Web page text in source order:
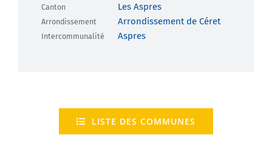
Canton Les Aspres
Arrondissement Arrondissement de Céret
Intercommunalité Aspres
LISTE DES COMMUNES